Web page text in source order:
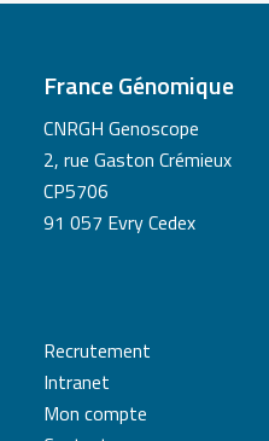
France Génomique
CNRGH Genoscope
2, rue Gaston Crémieux
CP5706
91 057 Evry Cedex
Recrutement
Intranet
Mon compte